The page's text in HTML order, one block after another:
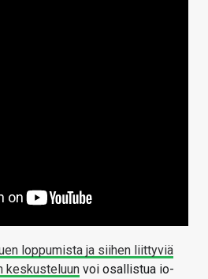
loppumista ja siihen liittyviä
keskusteluun voi osallistua io-